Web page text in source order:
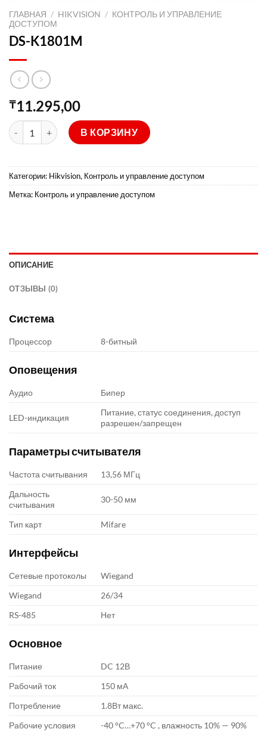
ГЛАВНАЯ / HIKVISION / КОНТРОЛЬ И УПРАВЛЕНИЕ
ДОСТУПОМ
DS-K1801M
₸11.295,00
Количество товара DS-K1801M
В КОРЗИНУ
Категории: Hikvision, Контроль и управление доступом
Метка: Контроль и управление доступом
ОПИСАНИЕ
ОТЗЫВЫ (0)
Система
Процессор 8-битный
Оповещения
Аудио Бипер
LED-индикация
Питание, статус соединения, доступ
разрешен/запрещен
Параметры считывателя
Частота считывания
13,56 МГц
Дальность
считывания
30-50 мм
Тип карт Mifare
Интерфейсы
Сетевые протоколы
Wiegand
Wiegand
26/34
RS-485
Нет
Основное
Питание
DC 12В
Рабочий ток
150 мА
Потребление
1.8Вт макс.
Рабочие условия
-40 °C…+70 °C , влажность 10% — 90%